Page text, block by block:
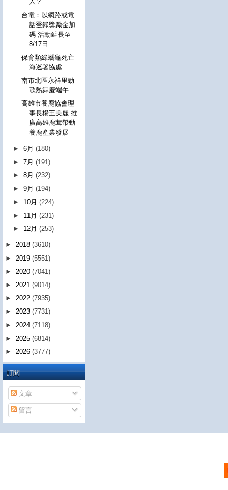
台電：以網路或電
話登錄獎勵金加
碼 活動延長至
8/17日
保育類綠蠵龜死亡
海巡署協處
南市北區永祥里勁
歌熱舞慶端午
高雄市養鹿協會理
事長楊王美麗 推
廣高雄鹿茸帶動
養鹿產業發展
►6月(180)
►7月(191)
►8月(232)
►9月(194)
► 10月(224)
► 11月(231)
► 12月(253)
► 2018 (3610)
► 2019 (5551)
► 2020 (7041)
► 2021 (9014)
► 2022 (7935)
► 2023 (7731)
► 2024 (7118)
► 2025 (6814)
► 2026 (3777)
訂閱
文章
留言